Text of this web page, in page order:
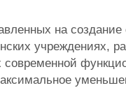
на создание
учреждениях,